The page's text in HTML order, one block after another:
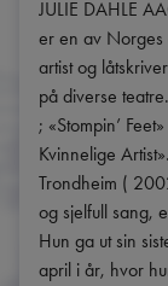
JULIE DAHLE
er en av Norges
artist og
på diverse
; «Stompin’
Kvinnelige
Trondheim (
og sjelfull sang,
Hun ga ut sin
april i år, hvor